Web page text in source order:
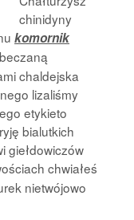
chinidyny
komornik
chaldejska
lizaliśmy
etykieto
bialutkich
giełdowiczów
chwiałeś
nietwójowo